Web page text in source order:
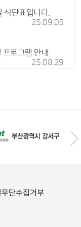
식단표입니다.
25.09.05
로그램 안내
25.08.29
무단수집거부